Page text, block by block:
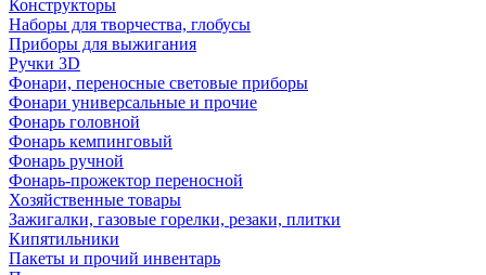
Конструкторы
Наборы для творчества, глобусы
Приборы для выжигания
Ручки 3D
Фонари, переносные световые приборы
Фонари универсальные и прочие
Фонарь головной
Фонарь кемпинговый
Фонарь ручной
Фонарь-прожектор переносной
Хозяйственные товары
Зажигалки, газовые горелки, резаки, плитки
Кипятильники
Пакеты и прочий инвентарь